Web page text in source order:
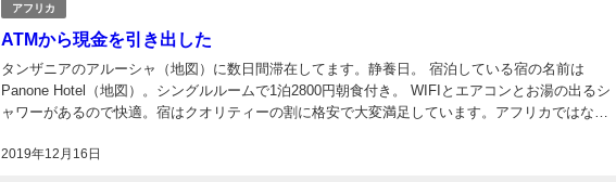
アフリカ
ATMから現金を引き出した
2019年12月16日
タンザニアのアルーシャ（地図）に数日間滞在してます。静養日。 宿泊している宿の名前は
Panone Hotel（地図）。シングルルームで1泊2800円朝食付き。 WIFIとエアコンとお湯の出るシ
ャワーがあるので快適。宿はクオリティーの割に格安で大変満足しています。アフリカではなか